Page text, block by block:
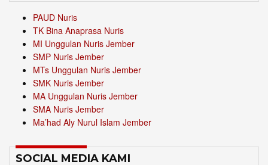
PAUD Nuris
TK Bina Anaprasa Nuris
MI Unggulan Nuris Jember
SMP Nuris Jember
MTs Unggulan Nuris Jember
SMK Nuris Jember
MA Unggulan Nuris Jember
SMA Nuris Jember
Ma’had Aly Nurul Islam Jember
SOCIAL MEDIA KAMI